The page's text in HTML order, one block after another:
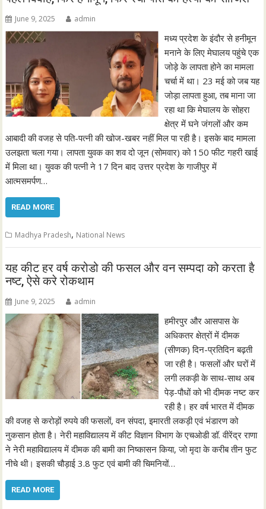
June 9, 2025 admin
मध्य प्रदेश के इंदौर से हनीमून
मनाने के लिए मेघालय पहुंचे एक
जोड़े के लापता होने का मामला
चर्चा में था। 23 मई को जब यह
जोड़ा लापता हुआ, तब माना जा
रहा था कि मेघालय के सोहरा
क्षेत्र में घने जंगलों और कम
आबादी की वजह से पति-पत्नी की खोज-खबर नहीं मिल पा रही है। इसके बाद मामला
उलझता चला गया। लापता युवक का शव दो जून (सोमवार) को 150 फीट गहरी खाई
में मिला था। युवक की पत्नी ने 17 दिन बाद उत्तर प्रदेश के गाजीपुर में
आत्मसमर्पण…
READ MORE
Madhya Pradesh, National News
यह कीट हर वर्ष करोडो की फसल और वन सम्पदा को करता है
नष्ट, ऐसे करे रोकथाम
June 9, 2025 admin
हमीरपुर और आसपास के
अधिकतर क्षेत्रों में दीमक
(सीणक) दिन-प्रतिदिन बढ़ती
जा रही है। फसलों और घरों में
लगी लकड़ी के साथ-साथ अब
पेड़-पौधों को भी दीमक नष्ट कर
रही है। हर वर्ष भारत में दीमक
की वजह से करोड़ों रुपये की फसलों, वन संपदा, इमारती लकड़ी एवं भंडारण को
नुकसान होता है। नेरी महाविद्यालय में कीट विज्ञान विभाग के एचओडी डॉ. वीरेंद्र राणा
ने नेरी महाविद्यालय में दीमक की बामी का निष्कासन किया, जो मृदा के करीब तीन फुट
नीचे थी। इसकी चौड़ाई 3.8 फुट एवं बामी की चिमनियों…
READ MORE